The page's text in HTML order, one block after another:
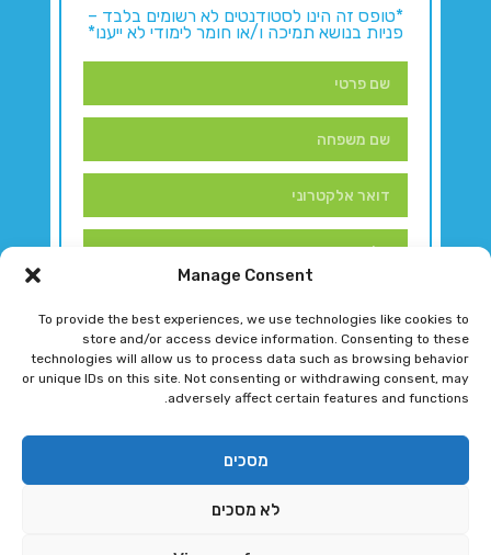
Manage Consent
To provide the best experiences, we use technologies like cookies to
store and/or access device information. Consenting to these
technologies will allow us to process data such as browsing behavior
or unique IDs on this site. Not consenting or withdrawing consent, may
adversely affect certain features and functions.
מסכים
לא מסכים
*טופס זה הינו לסטודנטים לא רשומים בלבד –
פניות בנושא תמיכה ו/או חומר לימודי לא ייענו*